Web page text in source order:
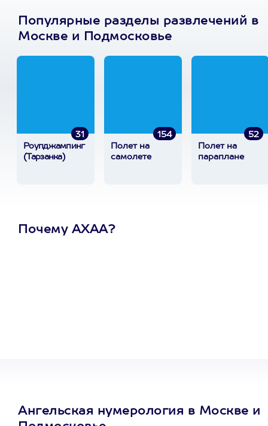
Популярные разделы развлечений в
Москве и Подмосковье
31
Роупджампинг
(Тарзанка)
154
Полет на
самолете
52
Полет на
параплане
Почему АХАА?
Ангельская нумерология в Москве и